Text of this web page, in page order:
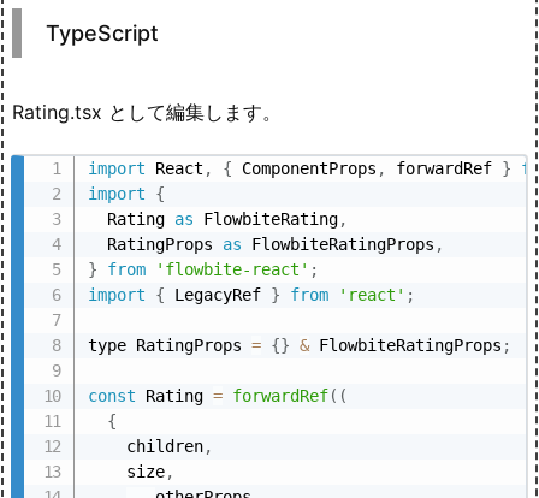
TypeScript
Rating.tsx として編集します。
import React , { ComponentProps , forwardRef }
import
{
  Rating
as FlowbiteRating,
  RatingProps
as FlowbiteRatingProps ,
}
from 'flowbite-react' ;
import
{ LegacyRef } from 'react' ;
type RatingProps = {} & FlowbiteRatingProps ;
const Rating = forwardRef( (
{
    children
,
    size
,